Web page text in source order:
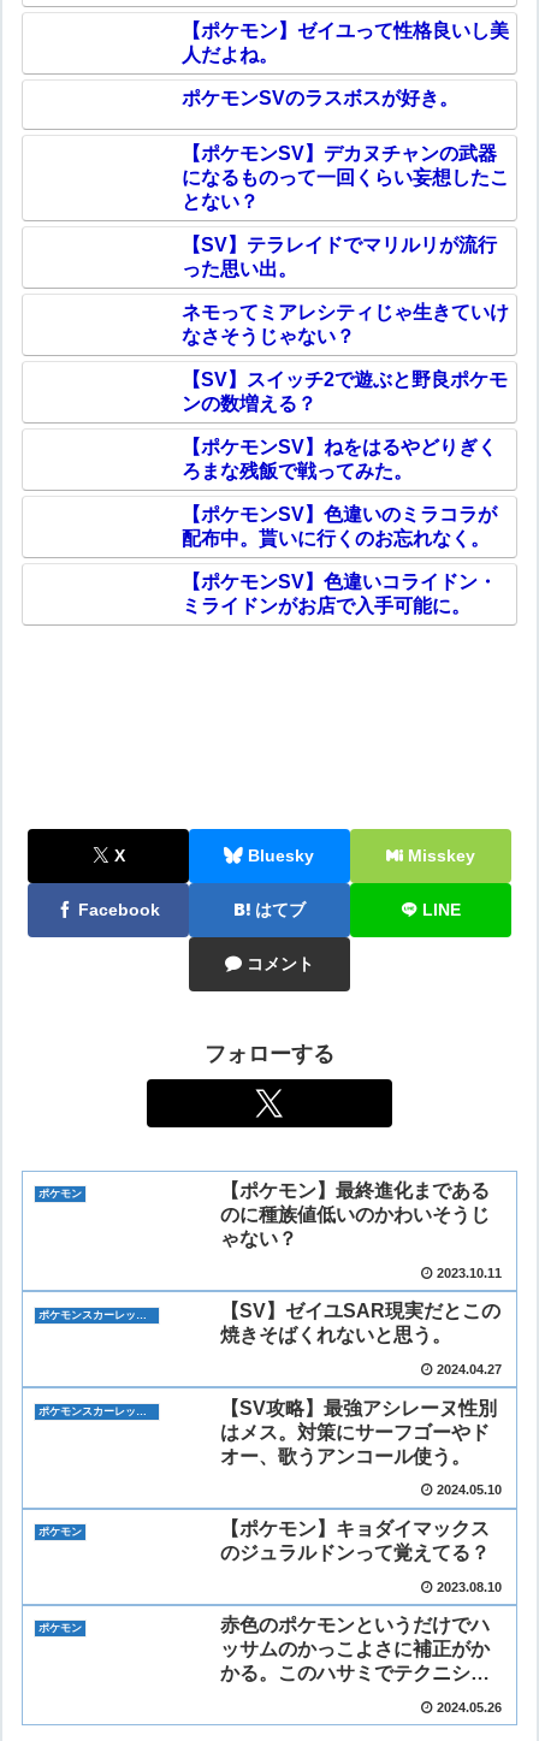
【ポケモン】ゼイユって性格良いし美
人だよね。
ポケモンSVのラスボスが好き。
【ポケモンSV】デカヌチャンの武器
になるものって一回くらい妄想したこ
とない？
【SV】テラレイドでマリルリが流行
った思い出。
ネモってミアレシティじゃ生きていけ
なさそうじゃない？
【SV】スイッチ2で遊ぶと野良ポケモ
ンの数増える？
【ポケモンSV】ねをはるやどりぎく
ろまな残飯で戦ってみた。
【ポケモンSV】色違いのミラコラが
配布中。貰いに行くのお忘れなく。
【ポケモンSV】色違いコライドン・
ミライドンがお店で入手可能に。
X Bluesky Misskey
Facebook はてブ LINE
コメント
フォローする
ポケモン
【ポケモン】最終進化まである
のに種族値低いのかわいそうじ
ゃない？
2023.10.11
【SV】ゼイユSAR現実だとこの
焼きそばくれないと思う。
2024.04.27
【SV攻略】最強アシレーヌ性別
はメス。対策にサーフゴーやド
オー、歌うアンコール使う。
2024.05.10
ポケモン
【ポケモン】キョダイマックス
のジュラルドンって覚えてる？
2023.08.10
ポケモン
赤色のポケモンというだけでハ
ッサムのかっこよさに補正がか
かる。このハサミでテクニシャ
2024.05.26